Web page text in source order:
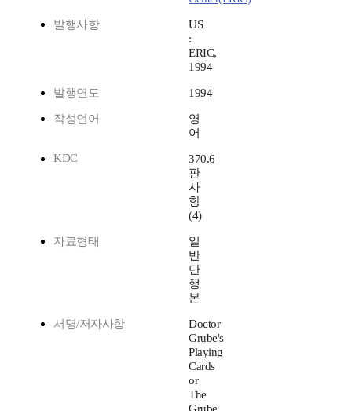
발행사항
US
:
ERIC,
1994
발행연도 1994
작성언어
영
어
KDC
370.6
판
사
항
(4)
자료형태
일
반
단
행
본
서명/저자사항
Doctor
Grube's
Playing
Cards
or
The